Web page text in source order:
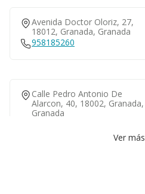
Avenida Doctor Oloriz, 27,
18012, Granada, Granada
958185260
Calle Pedro Antonio De
Alarcon, 40, 18002, Granada,
Granada
Ver más